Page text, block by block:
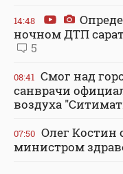
14:48
ночном ДТП
5
08:41 Смог над
санврачи
воздуха
07:50 Олег Костин
министром